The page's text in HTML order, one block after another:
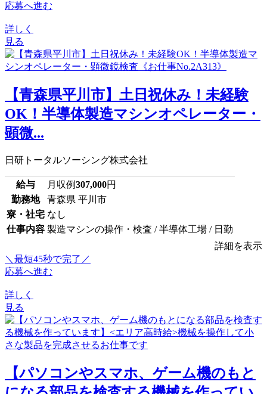
応募へ進む
詳しく
見る
【青森県平川市】土日祝休み！未経験
OK！半導体製造マシンオペレーター・
顕微...
日研トータルソーシング株式会社
給与 月収例307,000円
勤務地
青森県 平川市
寮・社宅 なし
仕事内容 製造マシンの操作・検査 / 半導体工場 / 日勤
詳細を表示
＼最短45秒で完了／
応募へ進む
詳しく
見る
【パソコンやスマホ、ゲーム機のもと